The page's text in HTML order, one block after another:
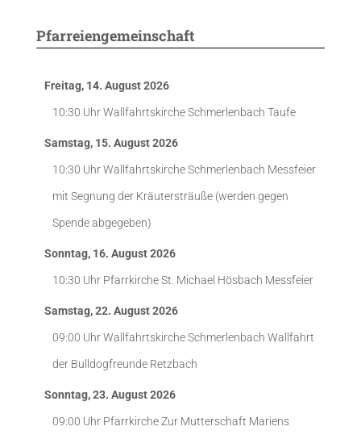
Pfarreiengemeinschaft
Freitag, 14. August 2026
10:30 UhrWallfahrtskirche Schmerlenbach Taufe
Samstag, 15. August 2026
10:30 UhrWallfahrtskirche Schmerlenbach Messfeier
mit Segnung der Kräutersträuße (werden gegen
Spende abgegeben)
Sonntag, 16. August 2026
10:30 Uhr Pfarrkirche St. Michael Hösbach Messfeier
Samstag, 22. August 2026
09:00 UhrWallfahrtskirche Schmerlenbach Wallfahrt
der Bulldogfreunde Retzbach
Sonntag, 23. August 2026
09:00 Uhr Pfarrkirche Zur Mutterschaft Mariens